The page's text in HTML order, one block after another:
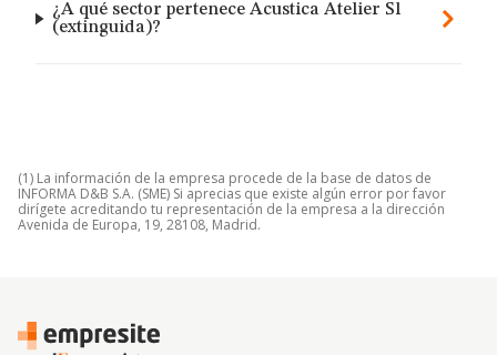
¿A qué sector pertenece Acustica Atelier Sl
(extinguida)?
(1) La información de la empresa procede de la base de datos de
INFORMA D&B S.A. (SME) Si aprecias que existe algún error por favor
dirígete acreditando tu representación de la empresa a la dirección
Avenida de Europa, 19, 28108, Madrid.